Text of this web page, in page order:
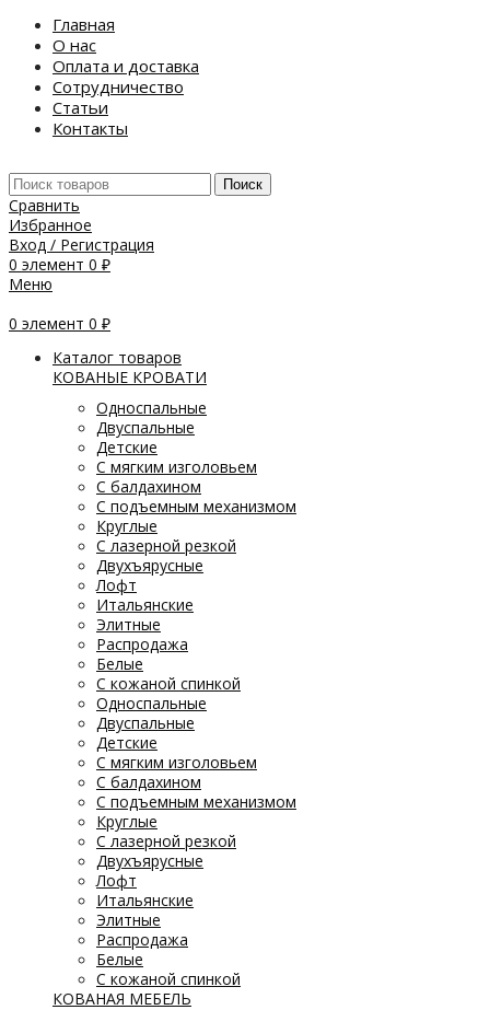
Главная
О нас
Оплата и доставка
Сотрудничество
Статьи
Контакты
Поиск
Сравнить
Избранное
Вход / Регистрация
0 элемент 0 ₽
Меню
0 элемент 0 ₽
Каталог товаров
КОВАНЫЕ КРОВАТИ
Односпальные
Двуспальные
Детские
С мягким изголовьем
С балдахином
С подъемным механизмом
Круглые
С лазерной резкой
Двухъярусные
Лофт
Итальянские
Элитные
Распродажа
Белые
С кожаной спинкой
Односпальные
Двуспальные
Детские
С мягким изголовьем
С балдахином
С подъемным механизмом
Круглые
С лазерной резкой
Двухъярусные
Лофт
Итальянские
Элитные
Распродажа
Белые
С кожаной спинкой
КОВАНАЯ МЕБЕЛЬ